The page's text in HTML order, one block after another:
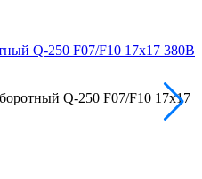
Q-250 F07/F10 17х17 380В
Q-250 F07/F10 17х17